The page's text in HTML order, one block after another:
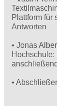
Plattform für
Antworten
• Jonas
•